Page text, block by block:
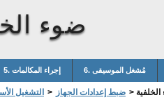
ضوء
5. إجراء المكالمات 6. مُشغل الموسيقى
3. التشغيل > ضبط إعدادات الجهاز >